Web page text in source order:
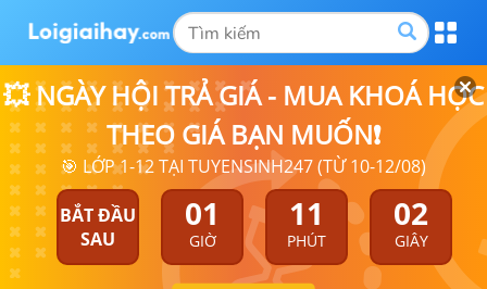
💥 NGÀY HỘI TRẢ GIÁ - MUA KHOÁ HỌC
THEO GIÁ BẠN MUỐN❗
🎯 LỚP 1-12 TẠI TUYENSINH247 (TỪ 10-12/08)
BẮT ĐẦU
SAU
01
GIỜ
11
PHÚT
02
GIÂY